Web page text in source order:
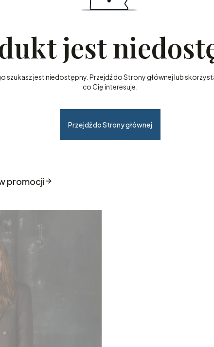
jest
jest niedostępny. Przejdź do Strony głównej lub
co Cię interesuje.
Przejdź do Strony głównej
promocji